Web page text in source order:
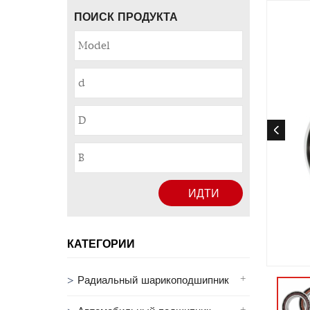
ПОИСК ПРОДУКТА
ИДТИ
КАТЕГОРИИ
Радиальный шарикоподшипник